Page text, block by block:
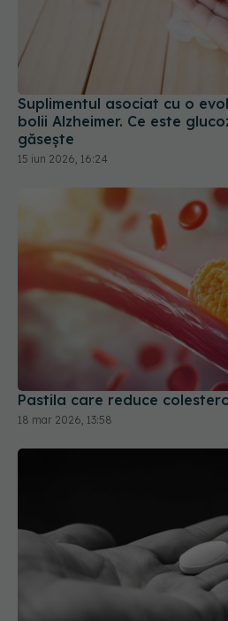
Suplimentul asociat cu o
bolii Alzheimer. Ce este
găsește
15 iun 2026, 16:24
Pastila care reduce
18 mar 2026, 13:58
Aspirina, rol în prevenția